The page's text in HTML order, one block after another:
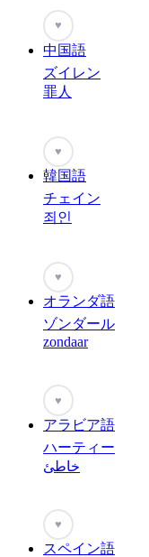
♥
中国語
ズイレン
罪人
♥
韓国語
チェイン
죄인
♥
オランダ語
ゾンダール
zondaar
♥
アラビア語
ハーティー
خاطئ
♥
スペイン語